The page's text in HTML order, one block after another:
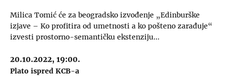
Milica Tomić će za beogradsko izvođenje „Edinburške
izjave – Ko profitira od umetnosti a ko pošteno zarađuje“
izvesti prostorno-semantičku ekstenziju…
20.10.2022, 19:00.
Plato ispred KCB-a